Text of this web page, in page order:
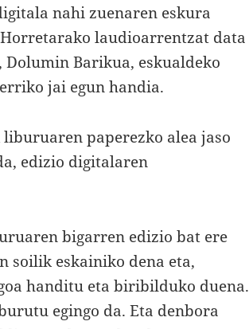
nahi zuenaren eskura
laudioarrentzat data
Barikua, eskualdeko
jai egun handia.
paperezko alea jaso
edizio digitalaren
bigarren edizio bat ere
soilik eskainiko dena eta,
handitu eta biribilduko duena.
egingo da. Eta denbora